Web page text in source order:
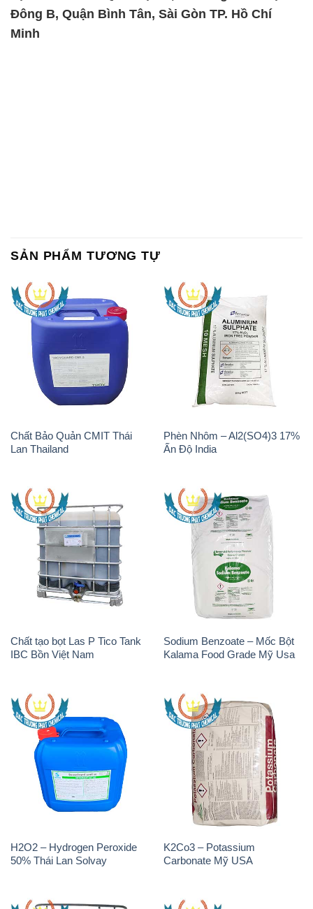
Đông B, Quận Bình Tân, Sài Gòn TP. Hồ Chí
Minh
SẢN PHẨM TƯƠNG TỰ
Chất Bảo Quản CMIT Thái
Lan Thailand
Phèn Nhôm – Al2(SO4)3 17%
Ấn Độ India
Chất tạo bọt Las P Tico Tank
IBC Bồn Việt Nam
Sodium Benzoate – Mốc Bột
Kalama Food Grade Mỹ Usa
H2O2 – Hydrogen Peroxide
50% Thái Lan Solvay
K2Co3 – Potassium
Carbonate Mỹ USA